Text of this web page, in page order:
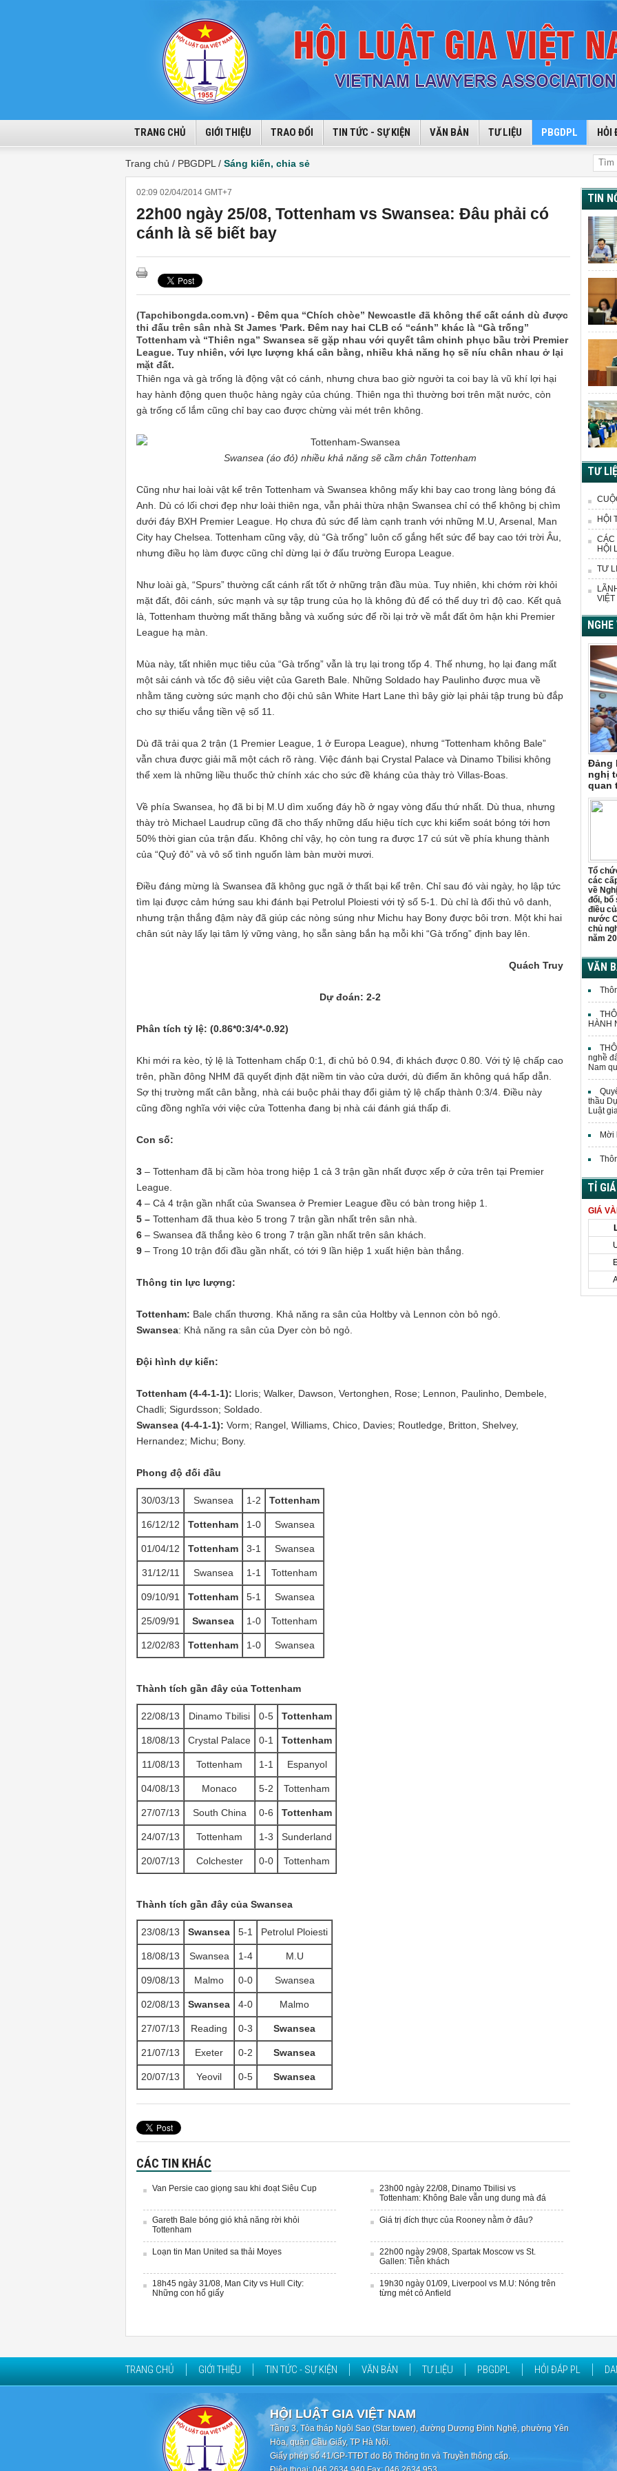
TRANG CHỦ GIỚI THIỆU TRAO ĐỔI TIN TỨC - SỰ KIỆN VĂN BẢN TƯ LIỆU PBGDPL HỎI
Trang chủ / PBGDPL / Sáng kiến, chia sẻ
02:09 02/04/2014 GMT+7
22h00 ngày 25/08, Tottenham vs Swansea: Đâu phải có
cánh là sẽ biết bay
(Tapchibongda.com.vn) - Đêm qua “Chích chòe” Newcastle đã không thể cất cánh dù được
thi đấu trên sân nhà St James 'Park. Đêm nay hai CLB có “cánh” khác là “Gà trống”
Tottenham và “Thiên nga” Swansea sẽ gặp nhau với quyết tâm chinh phục bầu trời Premier
League. Tuy nhiên, với lực lượng khá cân bằng, nhiều khả năng họ sẽ níu chân nhau ở lại
mặt đất.
Thiên nga và gà trống là động vật có cánh, nhưng chưa bao giờ người ta coi bay là vũ khí lợi hại
hay hành động quen thuộc hàng ngày của chúng. Thiên nga thì thường bơi trên mặt nước, còn
gà trống cố lắm cũng chỉ bay cao được chừng vài mét trên không.
Swansea (áo đỏ) nhiều khả năng sẽ cầm chân Tottenham
Cũng như hai loài vật kể trên Tottenham và Swansea không mấy khi bay cao trong làng bóng đá
Anh. Dù có lối chơi đẹp như loài thiên nga, vẫn phải thừa nhận Swansea chỉ có thể không bị chìm
dưới đáy BXH Premier League. Họ chưa đủ sức để làm cạnh tranh với những M.U, Arsenal, Man
City hay Chelsea. Tottenham cũng vậy, dù “Gà trống” luôn cố gắng hết sức để bay cao tới trời Âu,
nhưng điều họ làm được cũng chỉ dừng lại ở đấu trường Europa League.
Như loài gà, “Spurs” thường cất cánh rất tốt ở những trận đầu mùa. Tuy nhiên, khi chớm rời khỏi
mặt đất, đôi cánh, sức mạnh và sự tập trung của họ là không đủ để có thể duy trì độ cao. Kết quả
là, Tottenham thường mất thăng bằng và xuống sức để rồi lại trở về mắt đất ôm hận khi Premier
League hạ màn.
Mùa này, tất nhiên mục tiêu của “Gà trống” vẫn là trụ lại trong tốp 4. Thế nhưng, họ lại đang mất
một sải cánh và tốc độ siêu việt của Gareth Bale. Những Soldado hay Paulinho được mua về
nhằm tăng cường sức mạnh cho đội chủ sân White Hart Lane thì bây giờ lại phải tập trung bù đắp
cho sự thiếu vắng tiền vệ số 11.
Dù đã trải qua 2 trận (1 Premier League, 1 ở Europa League), nhưng “Tottenham không Bale”
vẫn chưa được giải mã một cách rõ ràng. Việc đánh bại Crystal Palace và Dinamo Tbilisi không
thể xem là những liều thuốc thử chính xác cho sức đề kháng của thày trò Villas-Boas.
Về phía Swansea, họ đã bi bị M.U dìm xuống đáy hồ ở ngay vòng đấu thứ nhất. Dù thua, nhưng
thày trò Michael Laudrup cũng đã cho thấy những dấu hiệu tích cực khi kiểm soát bóng tới hơn
50% thời gian của trận đấu. Không chỉ vậy, họ còn tung ra được 17 cú sút về phía khung thành
của “Quỷ đỏ” và vô số tình nguốn làm bàn mười mươi.
Điều đáng mừng là Swansea đã không gục ngã ở thất bại kể trên. Chỉ sau đó vài ngày, họ lập tức
tìm lại được cảm hứng sau khi đánh bại Petrolul Ploiesti với tỷ số 5-1. Dù chỉ là đối thủ vô danh,
nhưng trận thắng đậm này đã giúp các nòng súng như Michu hay Bony được bôi trơn. Một khi hai
chân sút này lấy lại tâm lý vững vàng, họ sẵn sàng bắn hạ mỗi khi “Gà trống” định bay lên.
Quách Truy
Dự đoán: 2-2
Phân tích tỷ lệ: (0.86*0:3/4*-0.92)
Khi mới ra kèo, tỷ lệ là Tottenham chấp 0:1, đi chủ bỏ 0.94, đi khách được 0.80. Với tỷ lệ chấp cao
trên, phần đông NHM đã quyết định đặt niềm tin vào cửa dưới, dù điểm ăn không quá hấp dẫn.
Sợ thị trường mất cân bằng, nhà cái buộc phải thay đổi giảm tỷ lệ chấp thành 0:3/4. Điều này
cũng đồng nghĩa với việc cửa Tottenha đang bị nhà cái đánh giá thấp đi.
Con số:
3 – Tottenham đã bị cầm hòa trong hiệp 1 cả 3 trận gần nhất được xếp ở cửa trên tại Premier
League.
4 – Cả 4 trận gần nhất của Swansea ở Premier League đều có bàn trong hiệp 1.
5 – Tottenham đã thua kèo 5 trong 7 trận gần nhất trên sân nhà.
6 – Swansea đã thắng kèo 6 trong 7 trận gần nhất trên sân khách.
9 – Trong 10 trận đối đầu gần nhất, có tới 9 lần hiệp 1 xuất hiện bàn thắng.
Thông tin lực lượng:
Tottenham: Bale chấn thương. Khả năng ra sân của Holtby và Lennon còn bỏ ngỏ.
Swansea: Khả năng ra sân của Dyer còn bỏ ngỏ.
Đội hình dự kiến:
Tottenham (4-4-1-1): Lloris; Walker, Dawson, Vertonghen, Rose; Lennon, Paulinho, Dembele,
Chadli; Sigurdsson; Soldado.
Swansea (4-4-1-1): Vorm; Rangel, Williams, Chico, Davies; Routledge, Britton, Shelvey,
Hernandez; Michu; Bony.
Phong độ đối đầu
30/03/13 Swansea 1-2 Tottenham
16/12/12 Tottenham 1-0 Swansea
01/04/12 Tottenham 3-1 Swansea
31/12/11 Swansea 1-1 Tottenham
09/10/91 Tottenham 5-1 Swansea
25/09/91 Swansea 1-0 Tottenham
12/02/83 Tottenham 1-0 Swansea
Thành tích gần đây của Tottenham
22/08/13 Dinamo Tbilisi 0-5 Tottenham
18/08/13 Crystal Palace 0-1 Tottenham
11/08/13 Tottenham 1-1 Espanyol
04/08/13 Monaco 5-2 Tottenham
27/07/13 South China 0-6 Tottenham
24/07/13 Tottenham 1-3 Sunderland
20/07/13 Colchester 0-0 Tottenham
Thành tích gần đây của Swansea
23/08/13 Swansea 5-1 Petrolul Ploiesti
18/08/13 Swansea 1-4 M.U
09/08/13 Malmo 0-0 Swansea
02/08/13 Swansea 4-0 Malmo
27/07/13 Reading 0-3 Swansea
21/07/13 Exeter 0-2 Swansea
20/07/13 Yeovil 0-5 Swansea
CÁC TIN KHÁC
Van Persie cao giọng sau khi đoạt Siêu Cup
Gareth Bale bóng gió khả năng rời khỏi
Tottenham
Loạn tin Man United sa thải Moyes
18h45 ngày 31/08, Man City vs Hull City:
Những con hổ giấy
23h00 ngày 22/08, Dinamo Tbilisi vs
Tottenham: Không Bale vẫn ung dung mà đá
Giá trị đích thực của Rooney nằm ở đâu?
22h00 ngày 29/08, Spartak Moscow vs St.
Gallen: Tiễn khách
19h30 ngày 01/09, Liverpool vs M.U: Nóng trên
từng mét cỏ Anfield
TIN
TƯ
HỘI
CÁC
HỘI
TƯ
VIỆT
Đảng
nghị
quan
Tổ
các
về
đổi, bổ
điều
nước
chủ
năm
VĂN
HÀNH
nghề
Nam
thầu
Luật
Mời
TỈ
GIÁ
TRANG CHỦ GIỚI THIỆU TIN TỨC - SỰ KIỆN VĂN BẢN TƯ LIỆU PBGDPL HỎI ĐÁP PL
HỘI LUẬT GIA VIỆT NAM
Tầng 3, Tòa tháp Ngôi Sao (Star tower), đường Dương Đình Nghệ, phường Yên
Hòa, quận Cầu Giấy, TP Hà Nội.
Giấy phép số 41/GP-TTĐT do Bộ Thông tin và Truyền thông cấp.